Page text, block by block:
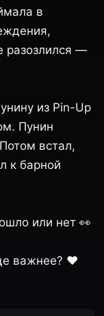
в
разозлился —
из Pin-Up
Пунин
встал,
к барной
или нет 👀
важнее? ❤️